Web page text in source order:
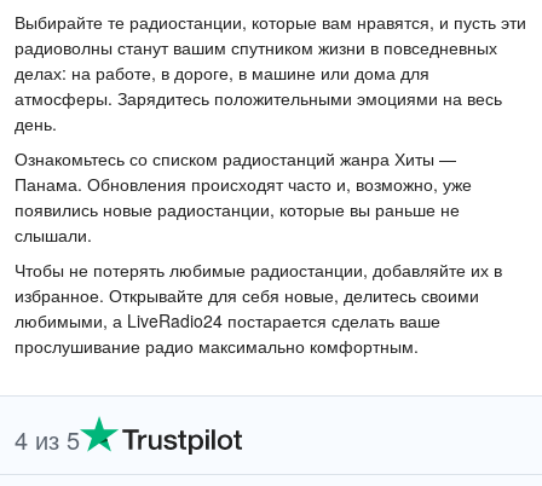
Выбирайте те радиостанции, которые вам нравятся, и пусть эти
радиоволны станут вашим спутником жизни в повседневных
делах: на работе, в дороге, в машине или дома для
атмосферы. Зарядитесь положительными эмоциями на весь
день.
Ознакомьтесь со списком радиостанций жанра Хиты —
Панама. Обновления происходят часто и, возможно, уже
появились новые радиостанции, которые вы раньше не
слышали.
Чтобы не потерять любимые радиостанции, добавляйте их в
избранное. Открывайте для себя новые, делитесь своими
любимыми, а LiveRadio24 постарается сделать ваше
прослушивание радио максимально комфортным.
4 из 5